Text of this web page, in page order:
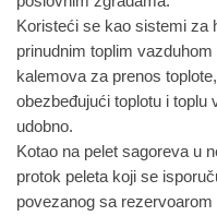
Koristeći se kao sistemi za
prinudnim toplim
kalemova za prenos
obezbeđujući toplotu i toplu
udobno.
Kotao na pelet sagoreva u
protok peleta koji se
povezanog sa